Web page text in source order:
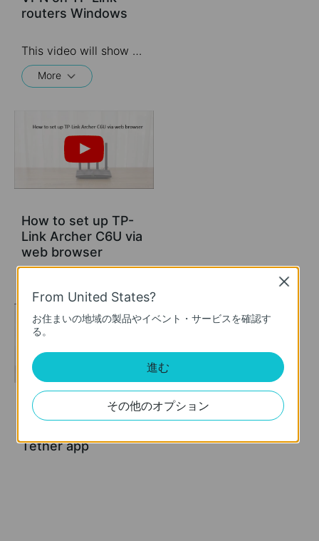
routers Windows
This video will show you how to set up PPTP VPN on a TP-Link Wi-Fi router. For more information, visit www.tp-link.com/support
More
How to set up TP-
Link Archer C6U via
web browser
How to set up TP-
Tether app
From United States?
お住まいの地域の製品やイベント・サービスを確認す
る。
進む
その他のオプション
Close